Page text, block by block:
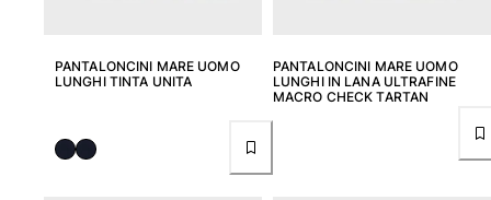
Borsa da Spiaggia
Mini borse
Vedi tutti i Borse
PANTALONCINI MARE UOMO
LUNGHI TINTA UNITA
PANTALONCINI MARE UOMO
LUNGHI IN LANA ULTRAFINE
MACRO CHECK TARTAN